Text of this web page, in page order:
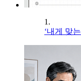
1.
‘내게 맞